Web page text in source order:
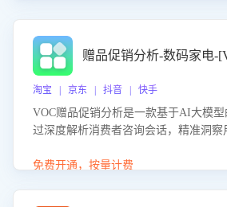
赠品促销分析-数码家电-
淘宝 | 京东 | 抖音 | 快手
VOC赠品促销分析是一款基于AI大模
过深度解析消费者咨询会话，精准洞察
销诉求，帮助企业制定个性化赠品组合
免费开通，按量计费